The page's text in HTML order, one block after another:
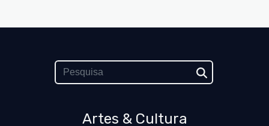
Artes & Cultura